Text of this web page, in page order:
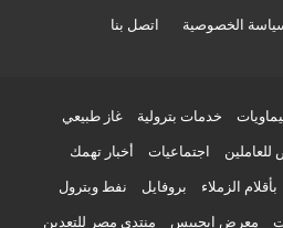
الخصوصية اتصل بنا
خدمات بترولية غاز طبيعي
اجتماعيات أخبار تهمك
بأقلام الزملاء بروفايل نفط وبترول
معرض إيجيبس منتدى مصر للتعدين